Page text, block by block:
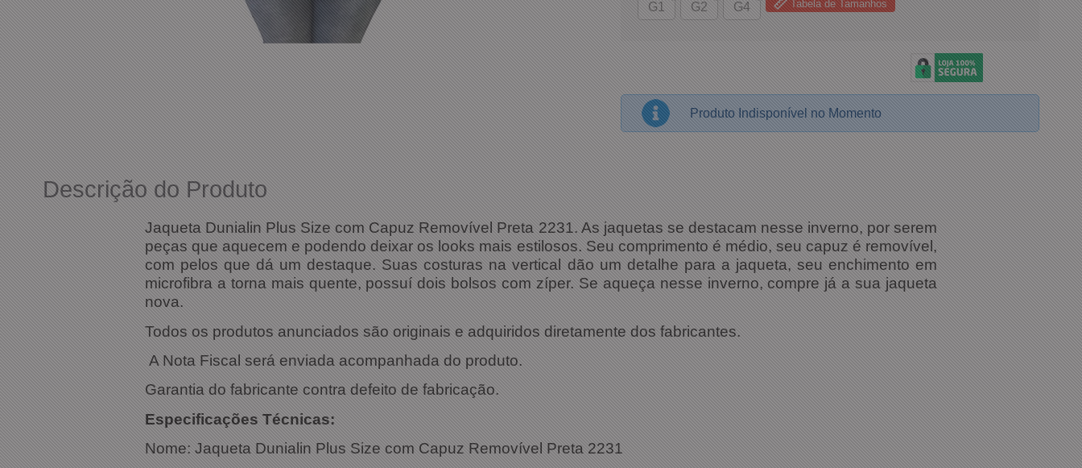
G1
G2 G4 Tabela de Tamanhos
Produto Indisponível no Momento
Descrição do Produto
Jaqueta Dunialin Plus Size com Capuz Removível Preta 2231. As jaquetas se destacam nesse inverno, por serem
peças que aquecem e podendo deixar os looks mais estilosos. Seu comprimento é médio, seu capuz é removível,
com pelos que dá um destaque. Suas costuras na vertical dão um detalhe para a jaqueta, seu enchimento em
microfibra a torna mais quente, possuí dois bolsos com zíper. Se aqueça nesse inverno, compre já a sua jaqueta
nova.
Todos os produtos anunciados são originais e adquiridos diretamente dos fabricantes.
A Nota Fiscal será enviada acompanhada do produto.
Garantia do fabricante contra defeito de fabricação.
Especificações Técnicas:
Nome:Jaqueta Dunialin Plus Size com Capuz Removível Preta 2231